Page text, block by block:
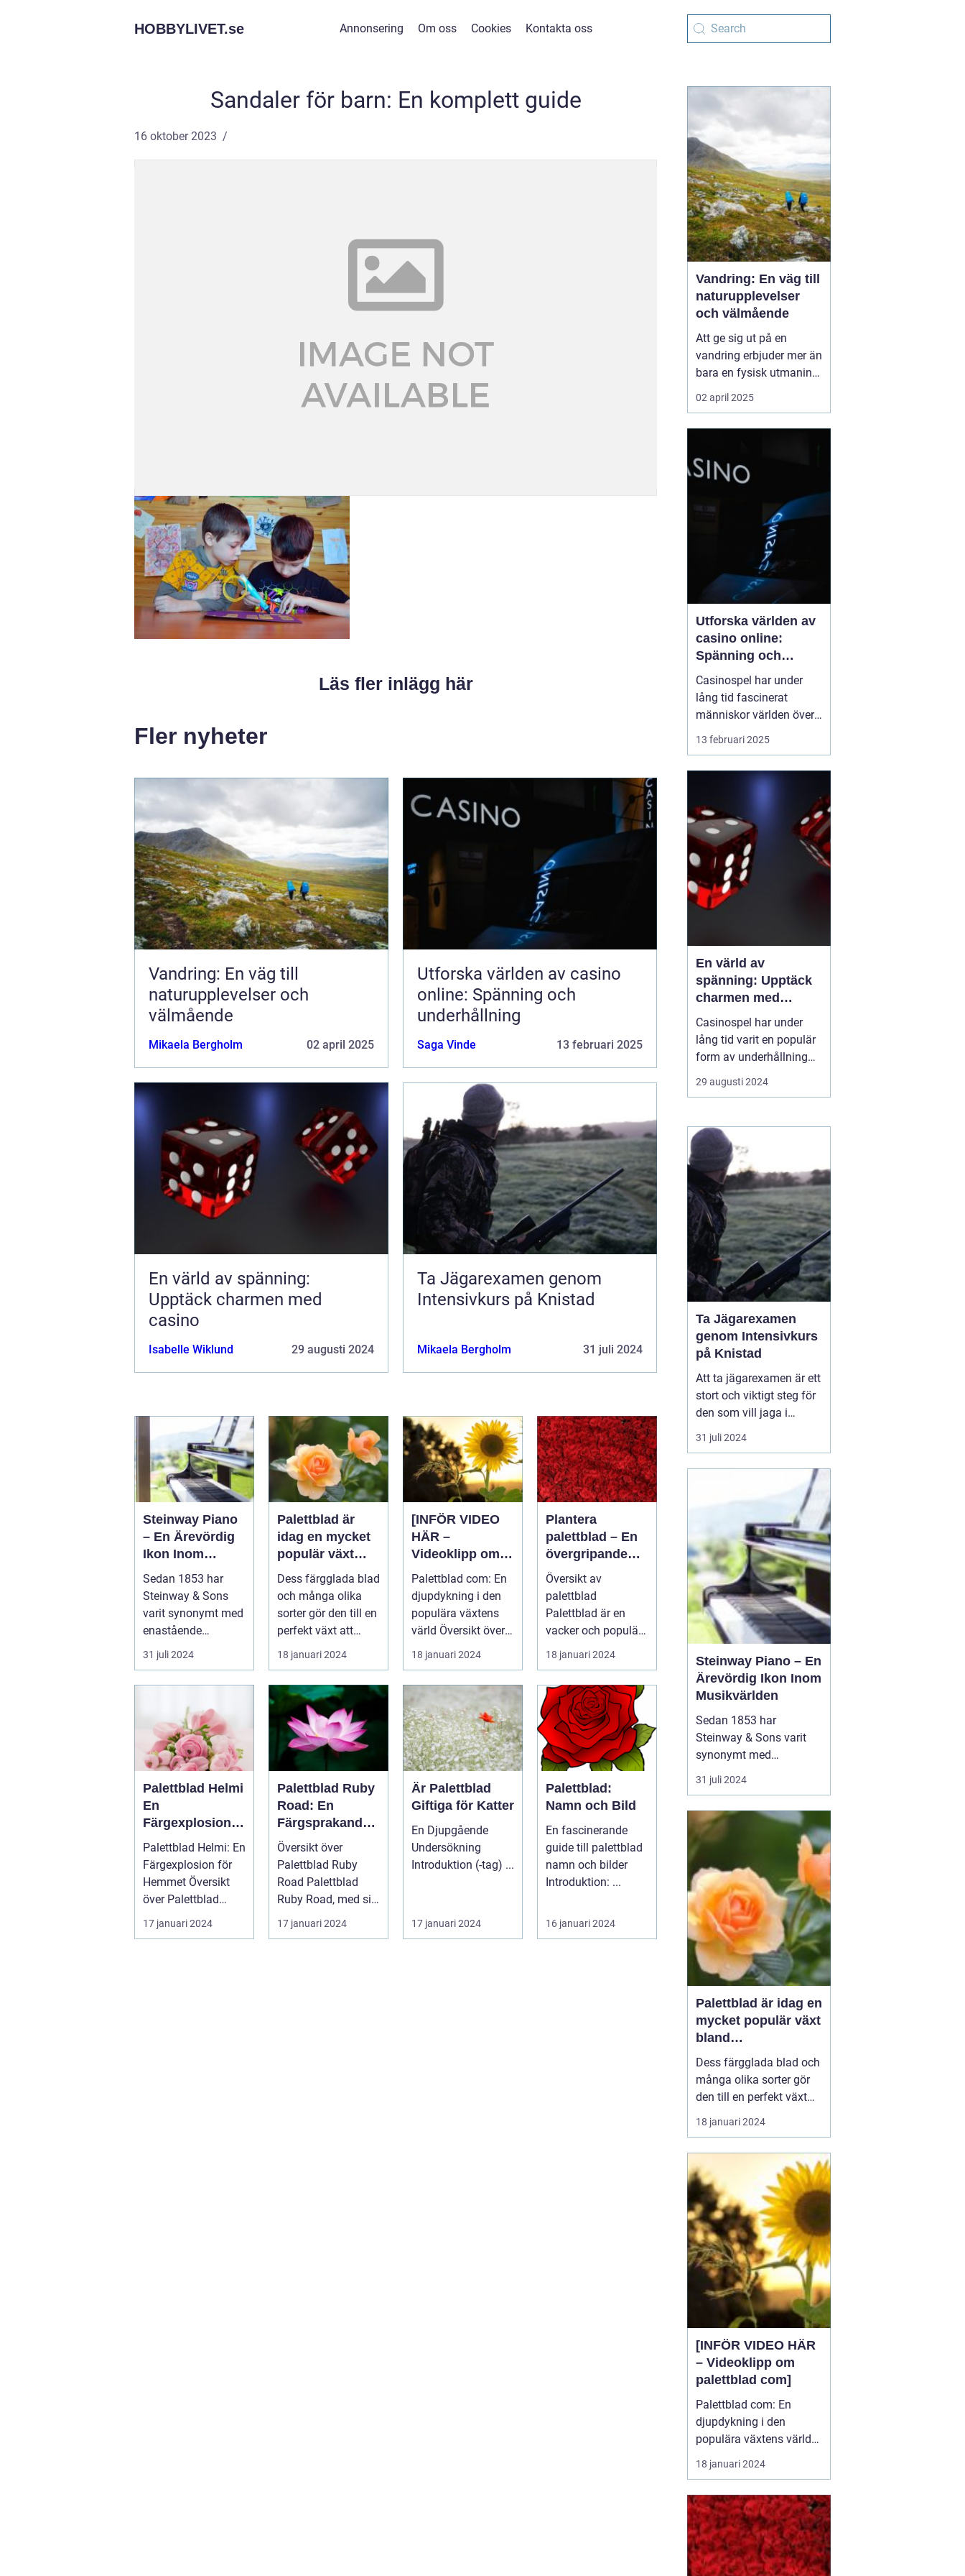
HOBBYLIVET.se Annonsering Om oss Cookies Kontakta oss
Sandaler för barn: En komplett guide
16 oktober 2023
Läs fler inlägg här
Fler nyheter
Vandring: En väg till
naturupplevelser och
välmående
Mikaela Bergholm 02 april 2025
Utforska världen av casino
online: Spänning och
underhållning
Saga Vinde 13 februari 2025
En värld av spänning:
Upptäck charmen med
casino
Isabelle Wiklund 29 augusti 2024
Ta Jägarexamen genom
Intensivkurs på Knistad
Mikaela Bergholm 31 juli 2024
Steinway Piano
– En Ärevördig
Ikon Inom
Musikvärlden
Sedan 1853 har
Steinway & Sons
varit synonymt med
enastående
hantverk och
oövertr&aum...
31 juli 2024
Palettblad är
idag en mycket
populär växt
bland
trädgårdsentusi
aster och inom
inredning
Dess färgglada blad
och många olika
sorter gör den till en
perfekt växt att
addera liv och färg
till...
18 januari 2024
[INFÖR VIDEO
HÄR –
Videoklipp om
palettblad com]
Palettblad com: En
djupdykning i den
populära växtens
värld Översikt över
palettblad com
Palettbl...
18 januari 2024
Plantera
palettblad – En
övergripande
guide för att
lyckas med
denna populära
växt
Översikt av
palettblad
Palettblad är en
vacker och populär
växt som har blivit
alltmer populär
blan...
18 januari 2024
Palettblad Helmi
En
Färgexplosion
för Hemmet
Palettblad Helmi: En
Färgexplosion för
Hemmet Översikt
över Palettblad
17 januari 2024
Palettblad Ruby
Road: En
Färgsprakande
Favorit för Hem
Översikt över
Palettblad Ruby
Road Palettblad
Ruby Road, med sitt
slående utseende
och färgsprakan...
17 januari 2024
Är Palettblad
Giftiga för Katter
En Djupgående
Undersökning
Introduktion (-tag) ...
17 januari 2024
Palettblad:
Namn och Bild
En fascinerande
guide till palettblad
namn och bilder
Introduktion: ...
16 januari 2024
Vandring: En väg till
naturupplevelser
och välmående
Att ge sig ut på en
vandring erbjuder mer än
bara en fysisk utmaning;
det är en möjlighet att
återknyta kontakten med
Oavsett om det handlar
om en kort
skogspromenad eller...
02 april 2025
Utforska världen av
casino online:
Spänning och
underhållning
Casinospel har under
lång tid fascinerat
människor världen över
med sin unika
och tur. Från de
traditionella spelhålorna
i Las Vegas till dagens
moderna
onlineplattformar har ...
13 februari 2025
En värld av
spänning: Upptäck
charmen med
casino
Casinospel har under
lång tid varit en populär
form av underhållning
världen över. Från de
glittrande casinogolven i
spelhallarnas neonljus
online, erbjuder
casinovärlden en unik
mix av...
29 augusti 2024
Ta Jägarexamen
genom Intensivkurs
på Knistad
Att ta jägarexamen är ett
stort och viktigt steg för
den som vill jaga i
Sverige. Inte nog med att
examen ger de
en trygg och ansvarsfull
jakt, den öppnar också
upp dörren till en ny v&...
31 juli 2024
Steinway Piano – En
Ärevördig Ikon Inom
Musikvärlden
Sedan 1853 har
Steinway & Sons varit
synonymt med
enastående hantverk
och oöverträffad
pianovärlden. Steinway-
pianon är inte bara
musikinstrument utan
även konstverk skapade
genom kombinationen
av tra...
31 juli 2024
Palettblad är idag en
mycket populär växt
bland
trädgårdsentusiaste
r och inom
inredning
Dess färgglada blad och
många olika sorter gör
den till en perfekt växt
att addera liv och färg till
både trädgårdar och
artikel kommer vi att
utforska de olika
palettblad sorterna som
finns tillgängliga på
marknaden och ge di...
18 januari 2024
[INFÖR VIDEO HÄR
– Videoklipp om
palettblad com]
Palettblad com: En
djupdykning i den
populära växtens värld
Översikt över palettblad
com Palettblad com är
riktar sig till
växtentusiaster och
trädgårdsälskare över
hela världen. Det
18 januari 2024